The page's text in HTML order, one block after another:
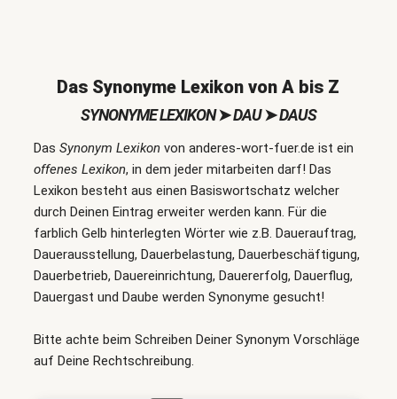
Das Synonyme Lexikon von A bis Z
SYNONYME LEXIKON➤DAU➤DAUS
Das Synonym Lexikonvon anderes-wort-fuer.de ist ein
offenes Lexikon, in dem jeder mitarbeiten darf! Das
Lexikon besteht aus einen Basiswortschatz welcher
durch Deinen Eintrag erweiter werden kann. Für die
farblich Gelb hinterlegten Wörter wie z.B. Dauerauftrag,
Dauerausstellung, Dauerbelastung, Dauerbeschäftigung,
Dauerbetrieb, Dauereinrichtung, Dauererfolg, Dauerflug,
Dauergast und Daube werden Synonyme gesucht!
Bitte achte beim Schreiben Deiner Synonym Vorschläge
auf Deine Rechtschreibung.